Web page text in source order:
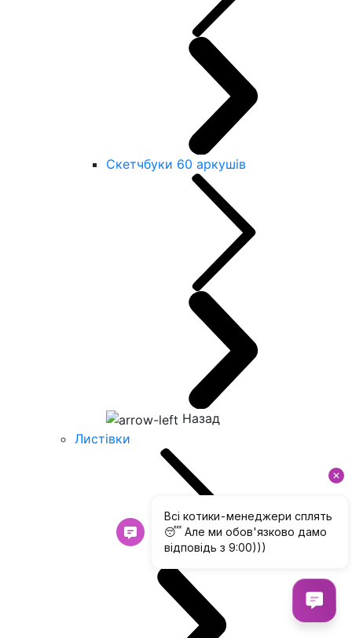
Скетчбуки 60 аркушів
Назад
Листівки